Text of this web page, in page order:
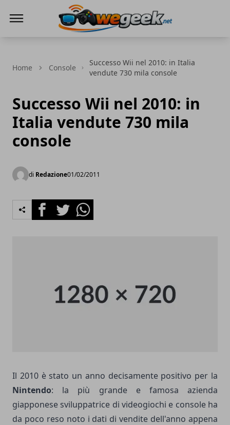
Home Console
Successo Wii nel 2010: in Italia
vendute 730 mila console
Successo Wii nel 2010: in
Italia vendute 730 mila
console
di Redazione01/02/2011
FacebookTwitterWhatsapp
Il 2010 è stato un anno decisamente positivo per la
Nintendo: la più grande e famosa azienda
giapponese sviluppatrice di videogiochi e console ha
da poco reso noto i dati di vendite dell'anno appena